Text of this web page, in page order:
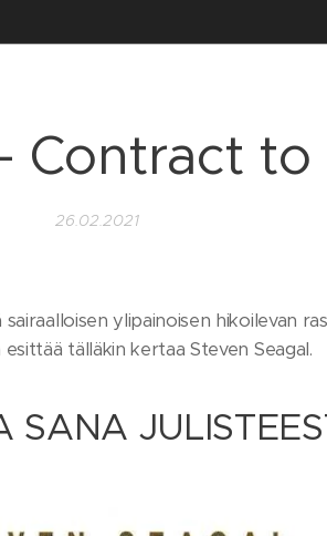
Contract to
26.02.2021
ylipainoisen hikoilevan
tälläkin kertaa Steven Seagal.
SANA